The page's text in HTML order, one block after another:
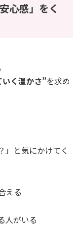
心感」をく
く温かさ”を求め
」と気にかけてく
える
人がいる